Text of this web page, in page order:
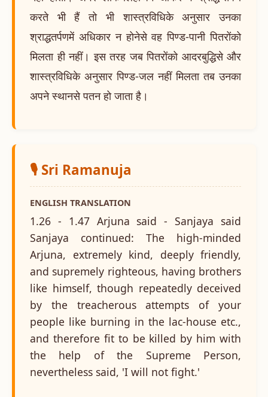
करते भी हैं तो भी शास्त्रविधिके अनुसार उनका
श्राद्धतर्पणमें अधिकार न होनेसे वह पिण्ड-पानी पितरोंको
मिलता ही नहीं। इस तरह जब पितरोंको आदरबुद्धिसे और
शास्त्रविधिके अनुसार पिण्ड-जल नहीं मिलता तब उनका
अपने स्थानसे पतन हो जाता है।
🎙️ Sri Ramanuja
ENGLISH TRANSLATION
1.26 - 1.47 Arjuna said - Sanjaya said
Sanjaya continued: The high-minded
Arjuna, extremely kind, deeply friendly,
and supremely righteous, having brothers
like himself, though repeatedly deceived
by the treacherous attempts of your
people like burning in the lac-house etc.,
and therefore fit to be killed by him with
the help of the Supreme Person,
nevertheless said, 'I will not fight.'